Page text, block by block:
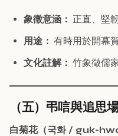
象徵意涵： 正直、堅
用途： 有時用於開幕
文化註解： 竹象徵儒
（五）弔唁與追思
白菊花（국화 / guk-